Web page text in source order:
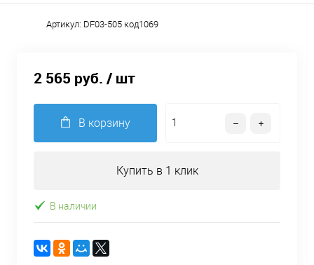
Артикул: DF03-505 код1069
2 565 руб. / шт
В корзину
Купить в 1 клик
В наличии